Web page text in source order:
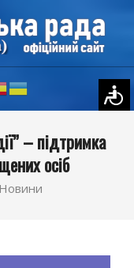
– підтримка
осіб
Новини